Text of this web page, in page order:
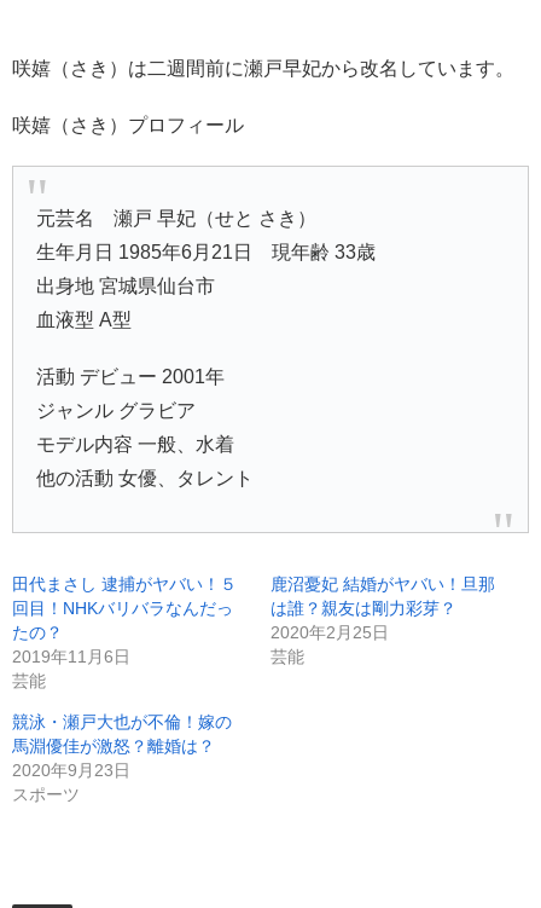
咲嬉（さき）は二週間前に瀬戸早妃から改名しています。
咲嬉（さき）プロフィール
元芸名 瀬戸 早妃（せと さき）
生年月日 1985年6月21日 現年齢 33歳
出身地 宮城県仙台市
血液型 A型
活動 デビュー 2001年
ジャンル グラビア
モデル内容 一般、水着
他の活動 女優、タレント
田代まさし 逮捕がヤバい！５
回目！NHKバリバラなんだっ
たの？
2019年11月6日
芸能
鹿沼憂妃 結婚がヤバい！旦那
は誰？親友は剛力彩芽？
2020年2月25日
芸能
競泳・瀬戸大也が不倫！嫁の
馬淵優佳が激怒？離婚は？
2020年9月23日
スポーツ